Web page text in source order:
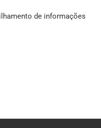
de informações